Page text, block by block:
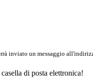
inviato un messaggio
di posta elettronica!